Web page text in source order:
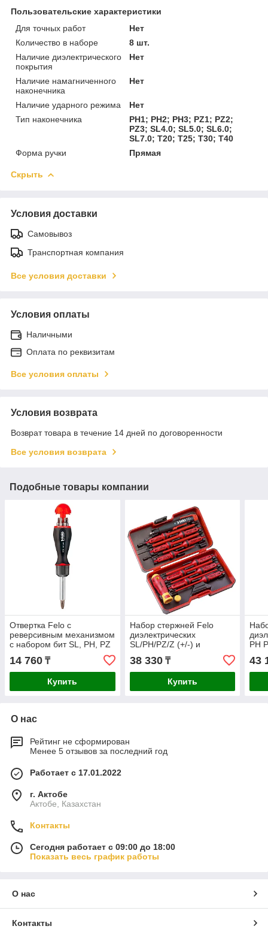
Пользовательские характеристики
Для точных работ
Нет
Количество в наборе
8 шт.
Наличие диэлектрического
покрытия
Нет
Наличие намагниченного
наконечника
Нет
Наличие ударного режима
Нет
Тип наконечника
PH1; PH2; PH3; PZ1; PZ2;
PZ3; SL4.0; SL5.0; SL6.0;
SL7.0; T20; T25; T30; T40
Форма ручки
Прямая
Скрыть
Условия доставки
Самовывоз
Транспортная компания
Все условия доставки
Условия оплаты
Наличными
Оплата по реквизитам
Все условия оплаты
Условия возврата
Возврат товара в течение 14 дней по договоренности
Все условия возврата
Подобные товары компании
Отвертка Felo с
реверсивным механизмом
с набором бит SL, PH, PZ
8шт. 37400405
14 760 ₸
Купить
Набор стержней Felo
диэлектрических
SL/PH/PZ/Z (+/-) и
рукоятка E-SMART
06391316
38 330₸
Купить
PH
43
О нас
Рейтинг не сформирован
Менее 5 отзывов за последний год
Работает с 17.01.2022
г. Актобе
Актобе, Казахстан
Контакты
Сегодня работает с 09:00 до 18:00
Показать весь график работы
О нас
Контакты